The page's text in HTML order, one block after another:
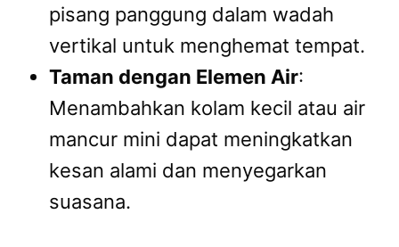
pisang panggung dalam wadah
vertikal untuk menghemat tempat.
Taman dengan Elemen Air:
Menambahkan kolam kecil atau air
mancur mini dapat meningkatkan
kesan alami dan menyegarkan
suasana.